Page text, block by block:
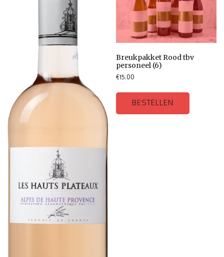
Breukpakket Rood tbv
personeel (6)
€15.00
BESTELLEN